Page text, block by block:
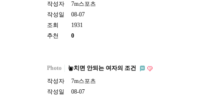
작성자
7m스포츠
작성일
08-07
조회
1931
추천
0
Photo
놓치면 안되는 여자의 조건
작성자
7m스포츠
작성일
08-07